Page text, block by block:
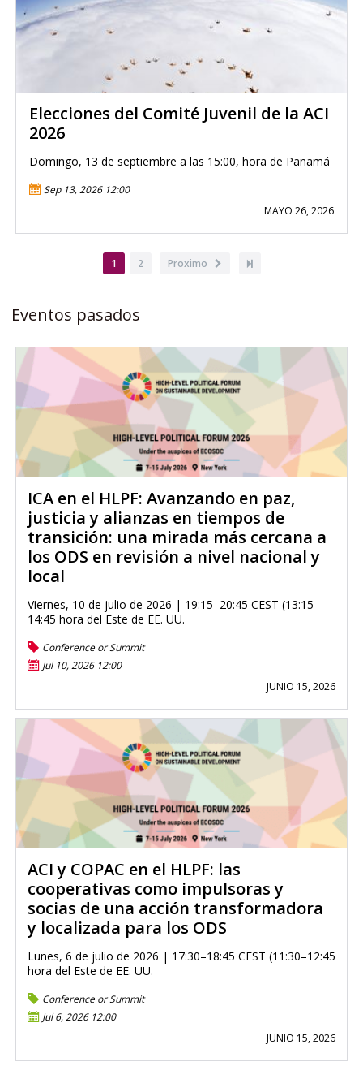
Elecciones del Comité Juvenil de la ACI
2026
Domingo, 13 de septiembre a las 15:00, hora de Panamá
Sep 13, 2026 12:00
MAYO 26, 2026
Página
actual
1 Page
2
Siguiente
Proximo
Última
Eventos pasados
ICA en el HLPF: Avanzando en paz,
justicia y alianzas en tiempos de
transición: una mirada más cercana a
los ODS en revisión a nivel nacional y
local
Viernes, 10 de julio de 2026 | 19:15–20:45 CEST (13:15–
14:45 hora del Este de EE. UU.
Conference or Summit
Jul 10, 2026 12:00
JUNIO 15, 2026
ACI y COPAC en el HLPF: las
cooperativas como impulsoras y
socias de una acción transformadora
y localizada para los ODS
Lunes, 6 de julio de 2026 | 17:30–18:45 CEST (11:30–12:45
hora del Este de EE. UU.
Conference or Summit
Jul 6, 2026 12:00
JUNIO 15, 2026